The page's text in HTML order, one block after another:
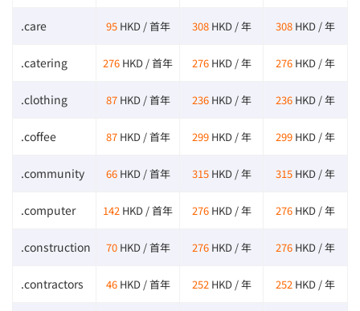
.care 95 HKD / 首年 308 HKD / 年 308 HKD / 年
.catering 276 HKD / 首年 276 HKD / 年 276 HKD / 年
.clothing 87 HKD / 首年 236 HKD / 年 236 HKD / 年
.coffee 87 HKD / 首年 299 HKD / 年 299 HKD / 年
.community 66 HKD / 首年 315 HKD / 年 315 HKD / 年
.computer 142 HKD / 首年 276 HKD / 年 276 HKD / 年
.construction 70 HKD / 首年 276 HKD / 年 276 HKD / 年
.contractors 46 HKD / 首年 252 HKD / 年 252 HKD / 年